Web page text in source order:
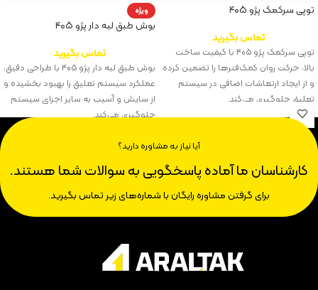
توپی سرکمک پژو ۴۰۵
تماس بگیرید
توپی سرکمک پژو ۴۰۵ با کیفیت ساخت
بالا، حرکت روان کمک‌فنرها را تضمین کرده
و از ایجاد ارتعاشات اضافی در سیستم
تعلیق جلوگیری می‌کند.
ویژه
بوش طبق لبه دار پژو ۴۰۵
تماس بگیرید
بوش طبق لبه دار پژو ۴۰۵ با طراحی دقیق،
عملکرد سیستم تعلیق را بهبود بخشیده و
از سایش و آسیب به سایر اجزای سیستم
جلوگیری می‌کند.
آیا نیاز به مشاوره دارید؟
کارشناسان ما آماده پاسخگویی به سوالات شما هستند.
برای گرفتن مشاوره رایگان با شماره‌های زیر تماس بگیرید.